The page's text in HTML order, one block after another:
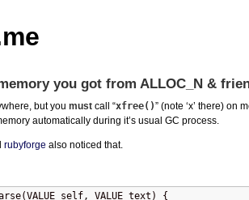
you got from ALLOC_N &
but you mustcall “xfree()” (note ‘x’ there) on
automatically during it’s usual GC process.
rubyforge also noticed that.
self, VALUE text) {